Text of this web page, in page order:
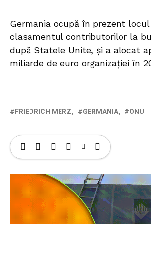
Germania ocupă în prezent
clasamentul contributorilor la
după Statele Unite, și a alocat
miliarde de euro organizației în
FRIEDRICH MERZ GERMANIA ONU